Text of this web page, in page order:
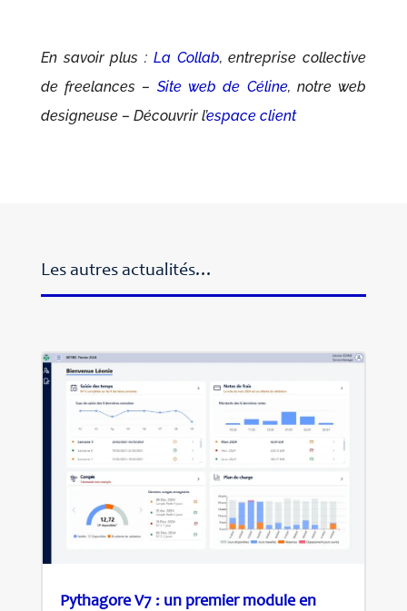
En savoir plus : La Collab, entreprise collective
de freelances – Site web de Céline, notre web
designeuse – Découvrir l’espace client
Les autres actualités…
Pythagore V7 : un premier module en